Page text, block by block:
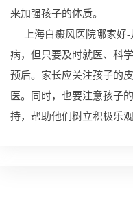
来加强孩子的体质。
上海白癜风医院哪家好-
病，但只要及时就医、科
预后。家长应关注孩子的
医。同时，也要注意孩子
持，帮助他们树立积极乐